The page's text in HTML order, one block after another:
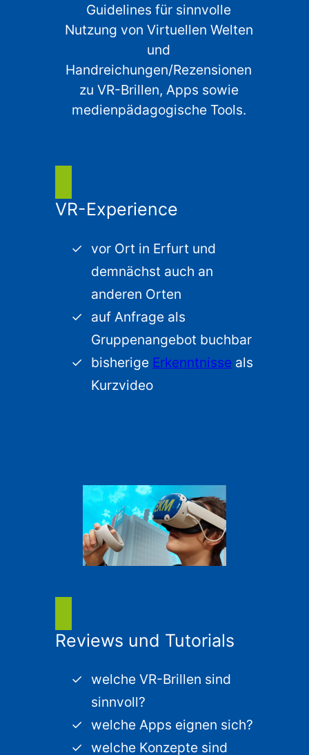
Guidelines für sinnvolle
Nutzung von Virtuellen Welten
und
Handreichungen/Rezensionen
zu VR-Brillen, Apps sowie
medienpädagogische Tools.
VR-Experience
vor Ort in Erfurt und
demnächst auch an
anderen Orten
auf Anfrage als
Gruppenangebot buchbar
bisherige Erkenntnisse als
Kurzvideo
Reviews und Tutorials
welche VR-Brillen sind
sinnvoll?
welche Apps eignen sich?
welche Konzepte sind